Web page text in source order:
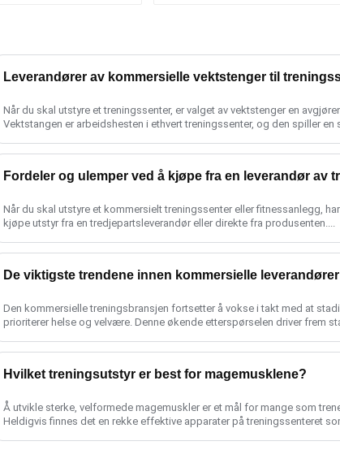
Leverandører av kommersielle vektstenger til
Når du skal utstyre et treningssenter, er valget av vektstenger en
Vektstangen er arbeidshesten i ethvert treningssenter, og den spiller en
Når du skal utstyre et kommersielt treningssenter eller fitnessanlegg,
kjøpe utstyr fra en tredjepartsleverandør eller direkte fra produsenten....
De viktigste trendene innen kommersielle
Den kommersielle treningsbransjen fortsetter å vokse i takt med at
prioriterer helse og velvære. Denne økende etterspørselen driver frem
Hvilket treningsutstyr er best for magemusklene?
Å utvikle sterke, velformede magemuskler er et mål for mange som
Heldigvis finnes det en rekke effektive apparater på treningssenteret